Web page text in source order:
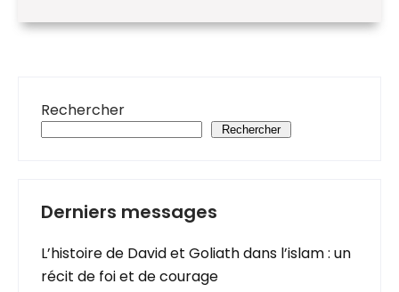
Rechercher
Rechercher
Derniers messages
L’histoire de David et Goliath dans l’islam : un
récit de foi et de courage